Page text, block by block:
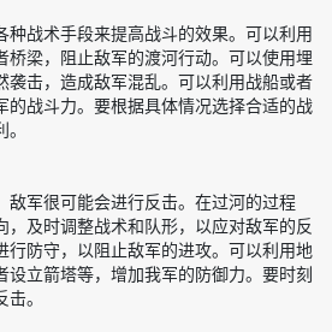
种战术手段来提高战斗的效果。可以利用
桥梁，阻止敌军的渡河行动。可以使用埋
袭击，造成敌军混乱。可以利用战船或者
的战斗力。要根据具体情况选择合适的战
敌军很可能会进行反击。在过河的过程
，及时调整战术和队形，以应对敌军的反
行防守，以阻止敌军的进攻。可以利用地
立箭塔等，增加我军的防御力。要时刻
。